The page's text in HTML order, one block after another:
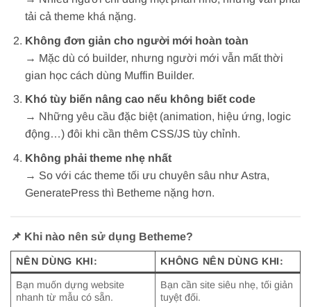
tải cả theme khá nặng.
Không đơn giản cho người mới hoàn toàn
→ Mặc dù có builder, nhưng người mới vẫn mất thời
gian học cách dùng Muffin Builder.
Khó tùy biến nâng cao nếu không biết code
→ Những yêu cầu đặc biệt (animation, hiệu ứng, logic
động…) đôi khi cần thêm CSS/JS tùy chỉnh.
Không phải theme nhẹ nhất
→ So với các theme tối ưu chuyên sâu như Astra,
GeneratePress thì Betheme nặng hơn.
📌 Khi nào nên sử dụng Betheme?
NÊN DÙNG KHI: KHÔNG NÊN DÙNG KHI:
Bạn muốn dựng website
nhanh từ mẫu có sẵn.
Bạn cần site siêu nhẹ, tối giản
tuyệt đối.